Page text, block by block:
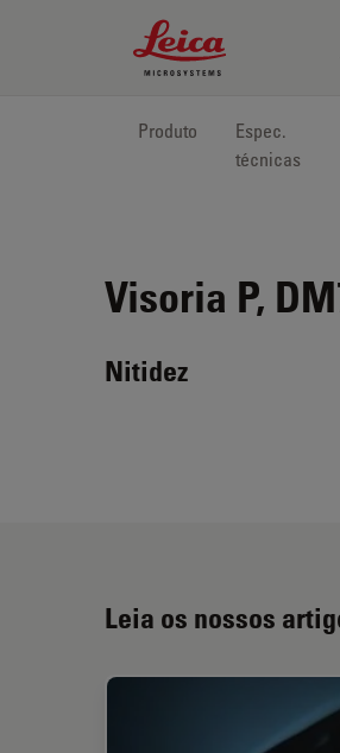
Leica Microsystems
Produto
Espec.
técnicas
Visoria P,
Nitidez
Leia os nossos